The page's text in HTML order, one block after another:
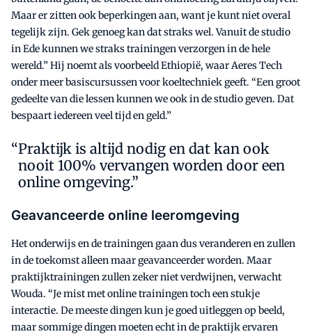
Maar er zitten ook beperkingen aan, want je kunt niet overal
tegelijk zijn. Gek genoeg kan dat straks wel. Vanuit de studio
in Ede kunnen we straks trainingen verzorgen in de hele
wereld.” Hij noemt als voorbeeld Ethiopië, waar Aeres Tech
onder meer basiscursussen voor koeltechniek geeft. “Een groot
gedeelte van die lessen kunnen we ook in de studio geven. Dat
bespaart iedereen veel tijd en geld.”
Praktijk is altijd nodig en dat kan ook
nooit 100% vervangen worden door een
online omgeving.”
Geavanceerde online leeromgeving
Het onderwijs en de trainingen gaan dus veranderen en zullen
in de toekomst alleen maar geavanceerder worden. Maar
praktijktrainingen zullen zeker niet verdwijnen, verwacht
Wouda. “Je mist met online trainingen toch een stukje
interactie. De meeste dingen kun je goed uitleggen op beeld,
maar sommige dingen moeten echt in de praktijk ervaren